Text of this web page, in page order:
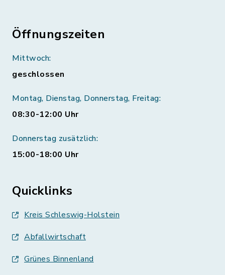
Öffnungszeiten
Mittwoch:
geschlossen
Montag, Dienstag, Donnerstag, Freitag:
08:30-12:00 Uhr
Donnerstag zusätzlich:
15:00-18:00 Uhr
Quicklinks
Kreis Schleswig-Holstein
Abfallwirtschaft
Grünes Binnenland